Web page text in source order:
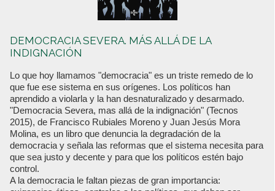
DEMOCRACIA SEVERA. MÁS ALLÁ DE LA
INDIGNACIÓN
Lo que hoy llamamos "democracia" es un triste remedo de lo
que fue ese sistema en sus orígenes. Los políticos han
aprendido a violarla y la han desnaturalizado y desarmado.
"Democracia Severa, mas allá de la indignación" (Tecnos
2015), de Francisco Rubiales Moreno y Juan Jesús Mora
Molina, es un libro que denuncia la degradación de la
democracia y señala las reformas que el sistema necesita para
que sea justo y decente y para que los políticos estén bajo
control.
A la democracia le faltan piezas de gran importancia: